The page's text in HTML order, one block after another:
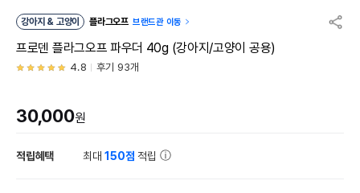
강아지 & 고양이 플라그오프 브랜드관 이동
프로덴 플라그오프 파우더 40g (강아지/고양이 공용)
4.8 후기 93개
30,000원
적립혜택 최대150점 적립